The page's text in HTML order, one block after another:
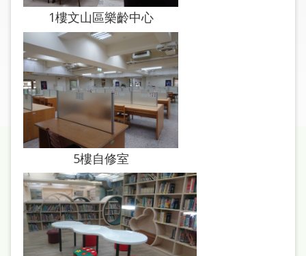
上
申
請
常
問
加
入
市
圖
1樓文山區樂齡中心
5樓自修室